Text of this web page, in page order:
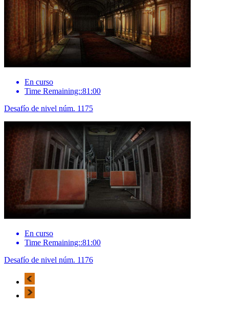
En curso
Time Remaining::81:00
Desafío de nivel núm. 1175
En curso
Time Remaining::81:00
Desafío de nivel núm. 1176